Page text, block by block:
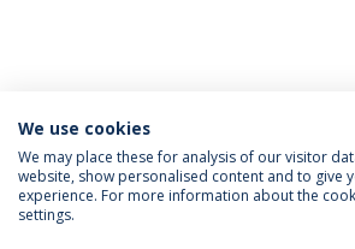
Política de Privacidade
Termos
Direitos do Titular dos
We use cookies
We may place these for analysis of our visitor
website, show personalised content and to give
experience. For more information about the
settings.